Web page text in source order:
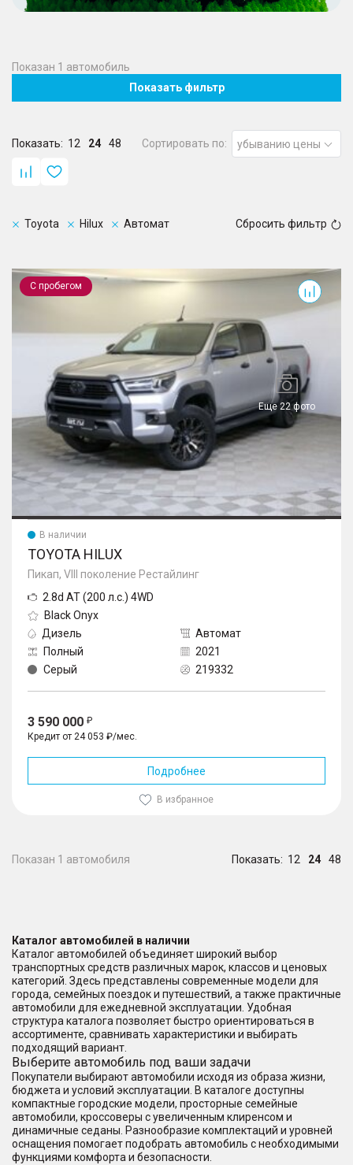
Показан 1 автомобиль
Показать фильтр
Показать: 12 24 48 Сортировать по: убыванию цены
Toyota Hilux Автомат Сбросить фильтр
С пробегом
Еще 22 фото
Hilux
В наличии
TOYOTA HILUX
Пикап, VIII поколение Рестайлинг
2.8d AT (200 л.с.) 4WD
Black Onyx
Дизель
Автомат
Полный
2021
Серый
219332
3 590 000
Кредит от 24 053 ₽/мес.
Подробнее
В избранное
Показан 1 автомобиля Показать: 12 24 48
Каталог автомобилей в наличии
Каталог автомобилей объединяет широкий выбор
транспортных средств различных марок, классов и ценовых
категорий. Здесь представлены современные модели для
города, семейных поездок и путешествий, а также практичные
автомобили для ежедневной эксплуатации. Удобная
структура каталога позволяет быстро ориентироваться в
ассортименте, сравнивать характеристики и выбирать
подходящий вариант.
Выберите автомобиль под ваши задачи
Покупатели выбирают автомобили исходя из образа жизни,
бюджета и условий эксплуатации. В каталоге доступны
компактные городские модели, просторные семейные
автомобили, кроссоверы с увеличенным клиренсом и
динамичные седаны. Разнообразие комплектаций и уровней
оснащения помогает подобрать автомобиль с необходимыми
функциями комфорта и безопасности.